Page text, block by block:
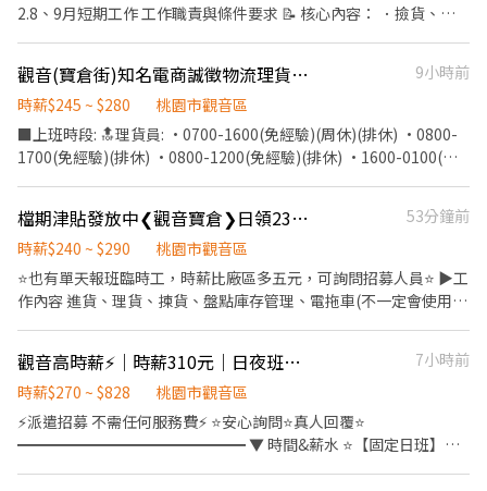
生燈、LED....等 【工作時間】:12H,固定班 日班: 08:00~20:00 晚班:
萬4+1萬 。 夜班7萬4+1萬 26天 日班8萬3+1萬 。 夜班9萬6+1萬 *加
班費都照基法規定*1.3334 *1.6667 *2.3334 *2.6667 加班費試算
260*1.6667=433 / 260*2.6667=693 300*1.6667=500 /
300*2.6667=800 ▬▬▬▬◆◆▽歡迎來電預約面試
▽◆◆▬▬▬▬ 撥0973-669-580
2.8、9月短期工作 工作職責與條件要求 📝 核心內容： ．撿貨、理
調整工作內容 (如撿貨與貼標互相機動支援) ．其他主管交辦事項 條
件要求： ．需具備使用 PDA 系統經驗 (掃描型非手寫輸入) ．具備
基礎英文判斷能力 (單純辨識英文字母即可) ．做事細心，能清楚分
辨電子零件差異 (例如 USB 與 Type-C 接頭) ．具備電子產業撿貨經
驗者大加分 交通與停車資訊 🅿️ ．廠區內提供機車停車位，汽車需於
約：02-66362428(分機216)
觀音(寶倉街)知名電商誠徵物流理貨員 時薪245-280／H
9小時前
時薪$245 ~ $280
桃園市觀音區
■上班時段: 🔝理貨員: •0700-1600(免經驗)(周休)(排休) •0800-
1700(免經驗)(排休) •0800-1200(免經驗)(排休) •1600-0100(免
宗信行列； ■工作簡單，免經驗好上手； ■可日領、週領；假日不
順延匯款 ■介紹獎金(介紹&被介紹者皆可領) ■可書審 ■有免費專
車 (桃園+八德+楊梅+中壢+平鎮)
檔期津貼發放中❮觀音寶倉❯日領2320不押薪💥電商理貨員
53分鐘前
時薪$240 ~ $290
桃園市觀音區
⭐也有單天報班臨時工，時薪比廠區多五元，可詢問招募人員⭐ ▶工
作內容 進貨、理貨、揀貨、盤點庫存管理、電拖車(不一定會使用)
━━━━━━━━━━━━━━━━━ ▶班別薪資 ﹝早班﹞07:00-
16:00，時薪240 ﹝晚班﹞16:00-01:00，時薪275 ﹝夜班﹞22:00-
07:00，時薪290 ━━━━━━━━━━━━━━━━━ ▶休假制度
四天自排、四天廠排 ━━━━━━━━━━━━━━━━━ ▶公司
觀音高時薪⚡｜時薪310元｜日夜班皆可安排｜供住宿｜供車位｜可看廠區
7小時前
時薪$270 ~ $828
桃園市觀音區
⚡派遣招募 不需任何服務費⚡ ⭐安心詢問⭐真人回覆⭐
━━━━━━━━━━━━━━━ ▼ 時間&薪水 ⭐【固定日班】：